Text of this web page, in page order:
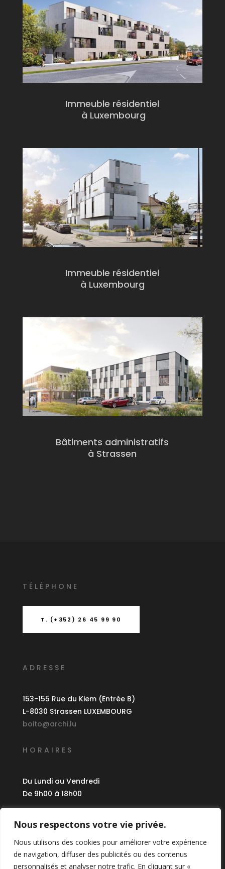
Nous respectons votre vie privée.
Nous utilisons des cookies pour améliorer votre expérience
de navigation, diffuser des publicités ou des contenus
personnalisés et analyser notre trafic. En cliquant sur «
Immeuble résidentiel
à Luxembourg
Immeuble résidentiel
à Luxembourg
Bâtiments administratifs
à Strassen
T É L É PHONE
T. (+352) 26 45 99 90
ADRESSE
153-155 Rue du Kiem (Entrée B)
L-8030 Strassen LUXEMBOURG
boito@archi.lu
HORAIRES
Du Lundi au Vendredi
De 9h00 à 18h00
©2024 Boito Architectes
Réalisation :Anawa